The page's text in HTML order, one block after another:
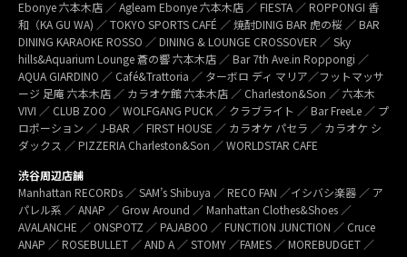
Ebonye 六本木店 ／ Agleam Ebonye 六本木店 ／ FIESTA ／ ROPPONGI 香
和（KA GU WA) ／ TOKYO SPORTS CAFÉ ／ 焼酎DINIG BAR 虎の桜 ／ BAR
DINING KARAOKE ROSSO ／ DINING & LOUNGE CROSSOVER ／ Sky
hills&Aquarium Lounge 蒼の響 六本木店 ／ Bar 7th Ave.in Roppongi ／
AQUA GIARDINO ／ Café&Trattoria ／ ターボロ ディ マリア／フットマッサ
ージ 足庵 六本木店 ／ カラオケ館 六本木店 ／ Charleston&Son ／ 六本木
VIVI ／ CLUB ZOO ／ WOLFGANG PUCK ／ クラブライト ／ Bar FreeLe ／ プ
ロポーション ／ J-BAR ／ FIRST HOUSE ／ カラオケ パセラ ／ カラオケ シ
ダックス ／ PIZZERIA Charleston&Son ／ WORLDSTAR CAFE
渋谷周辺店舗
Manhattan RECORDs ／ SAM’s Shibuya ／ RECO FAN ／イシバシ楽器 ／ ア
パレル系 ／ ANAP ／ Grow Around ／ Manhattan Clothes&Shoes ／
AVALANCHE ／ ONSPOTZ ／ PAJABOO ／ FUNCTION JUNCTION ／ Cruce
ANAP ／ ROSEBULLET ／ AND A ／ STOMY ／FAMES ／ MOREBUDGET ／